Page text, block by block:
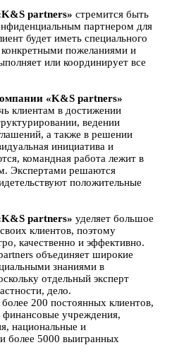
partners» стремится быть
партнером для
будет иметь специального
конкретными пожеланиями и
или координирует все
«K&S partners»
клиентам в достижении
ведении
а также в решении
инициатива и
командная работа лежит в
Экспертами решаются
положительные
partners» уделяет большое
клиентов, поэтому
качественно и эффективно.
объединяет широкие
знаниями в
отдельный эксперт
дело.
200 постоянных клиентов,
учреждения,
национальные и
более 5000 выигранных